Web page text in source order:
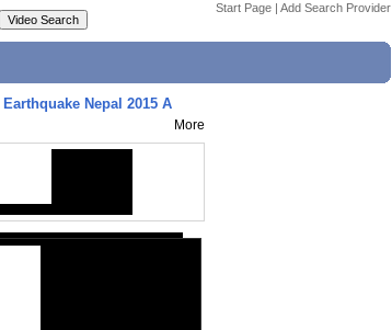
Start Page | Add Search Provider
Nepal 2015 A
More